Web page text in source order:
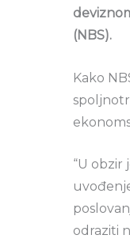
(NBS).
Kako
“U
odraziti